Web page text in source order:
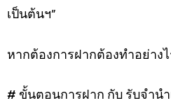
เป็นต้นฯ”
หากต้องการฝากต้องทำอย่าง
# ขั้นตอนการฝาก กับ รับจำน